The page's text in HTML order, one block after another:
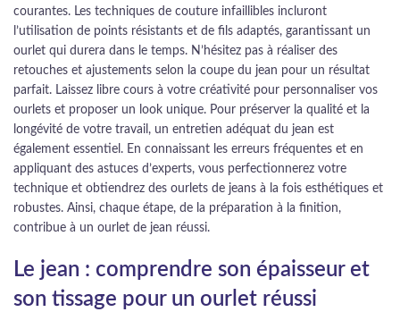
courantes. Les techniques de couture infaillibles incluront
l’utilisation de points résistants et de fils adaptés, garantissant un
ourlet qui durera dans le temps. N’hésitez pas à réaliser des
retouches et ajustements selon la coupe du jean pour un résultat
parfait. Laissez libre cours à votre créativité pour personnaliser vos
ourlets et proposer un look unique. Pour préserver la qualité et la
longévité de votre travail, un entretien adéquat du jean est
également essentiel. En connaissant les erreurs fréquentes et en
appliquant des astuces d’experts, vous perfectionnerez votre
technique et obtiendrez des ourlets de jeans à la fois esthétiques et
robustes. Ainsi, chaque étape, de la préparation à la finition,
contribue à un ourlet de jean réussi.
Le jean : comprendre son épaisseur et
son tissage pour un ourlet réussi